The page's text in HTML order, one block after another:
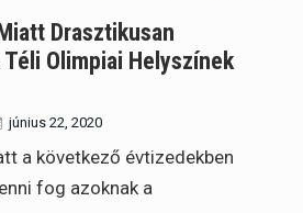
Drasztikusan
Olimpiai Helyszínek
június 22, 2020
a következő évtizedekben
fog azoknak a